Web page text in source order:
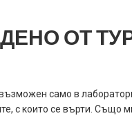
ОТ
само в
с които се върти. Също